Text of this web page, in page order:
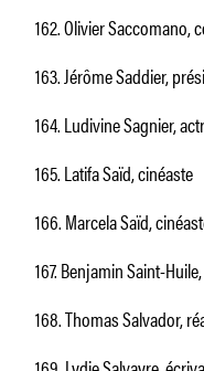
162. Olivier Saccomano,
163. Jérôme Saddier,
164. Ludivine Sagnier,
165. Latifa Saïd, cinéaste
166. Marcela Saïd,
167. Benjamin Saint-
168. Thomas Salvador,